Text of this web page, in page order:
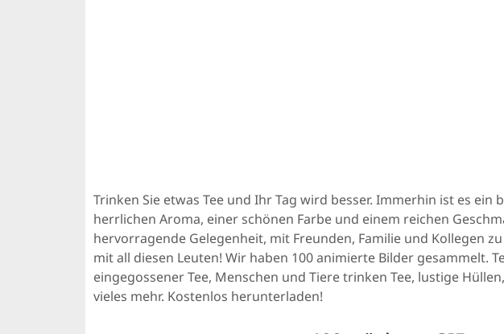
Trinken Sie etwas Tee und Ihr Tag wird besser. Immerhin ist es ein
herrlichen Aroma, einer schönen Farbe und einem reichen
hervorragende Gelegenheit, mit Freunden, Familie und Kollegen
mit all diesen Leuten! Wir haben 100 animierte Bilder gesammelt.
eingegossener Tee, Menschen und Tiere trinken Tee, lustige
vieles mehr. Kostenlos herunterladen!